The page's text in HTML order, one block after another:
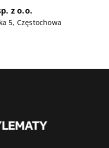
z o.o.
5, Częstochowa